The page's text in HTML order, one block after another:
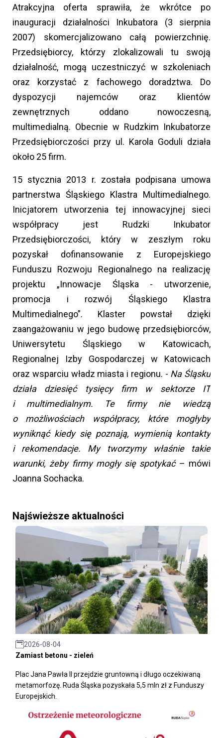
Atrakcyjna oferta sprawiła, że wkrótce po
inauguracji działalności Inkubatora (3 sierpnia
2007) skomercjalizowano całą powierzchnię.
Przedsiębiorcy, którzy zlokalizowali tu swoją
działalność, mogą uczestniczyć w szkoleniach
oraz korzystać z fachowego doradztwa. Do
dyspozycji najemców oraz klientów
zewnętrznych oddano nowoczesną,
multimedialną. Obecnie w Rudzkim Inkubatorze
Przedsiębiorczości przy ul. Karola Goduli działa
około 25 firm.
15 stycznia 2013 r. została podpisana umowa
partnerstwa Śląskiego Klastra Multimedialnego.
Inicjatorem utworzenia tej innowacyjnej sieci
współpracy jest Rudzki Inkubator
Przedsiębiorczości, który w zeszłym roku
pozyskał dofinansowanie z Europejskiego
Funduszu Rozwoju Regionalnego na realizację
projektu „Innowacje Śląska - utworzenie,
promocja i rozwój Śląskiego Klastra
Multimedialnego”. Klaster powstał dzięki
zaangażowaniu w jego budowę przedsiębiorców,
Uniwersytetu Śląskiego w Katowicach,
Regionalnej Izby Gospodarczej w Katowicach
oraz wsparciu władz miasta i regionu. - Na Śląsku
działa dziesięć tysięcy firm w sektorze IT
i multimedialnym. Te firmy nie wiedzą
o możliwościach współpracy, które mogłyby
wyniknąć kiedy się poznają, wymienią kontakty
i rekomendacje. My tworzymy właśnie takie
warunki, żeby firmy mogły się spotykać– mówi
Joanna Sochacka.
Najświeższe aktualności
2026-08-04
Zamiast betonu - zieleń
Plac Jana Pawła II przejdzie gruntowną i długo oczekiwaną
metamorfozę. Ruda Śląska pozyskała 5,5 mln zł z Funduszy
Europejskich.